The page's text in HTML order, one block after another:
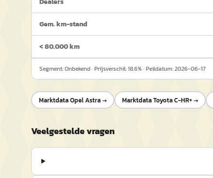
Gem. km-stand
< 80.000 km
Segment:Onbekend· Prijsverschil:18.6% · Peildatum:2026-06-17
MarktdataOpel Astra→ MarktdataToyota C-HR+→
Veelgestelde vragen